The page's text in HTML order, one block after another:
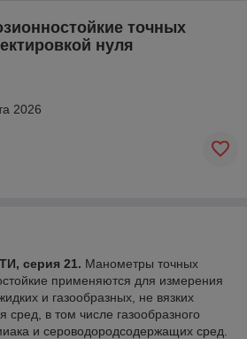
точных
нуля
2026
серия 21. Манометры точных
применяются для измерения
и газообразных, не вязких
сред, в том числе газообразного
и сероводородсодержащих сред.